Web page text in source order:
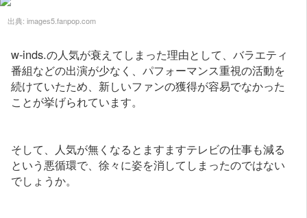
出典: images5.fanpop.com
w-inds.の人気が衰えてしまった理由として、バラエティ
番組などの出演が少なく、パフォーマンス重視の活動を
続けていたため、新しいファンの獲得が容易でなかった
ことが挙げられています。
そして、人気が無くなるとますますテレビの仕事も減る
という悪循環で、徐々に姿を消してしまったのではない
でしょうか。